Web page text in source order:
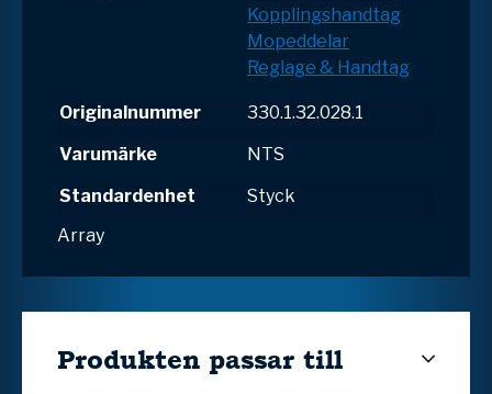
Kopplingshandtag
Mopeddelar
Reglage & Handtag
Originalnummer
330.1.32.028.1
Varumärke
NTS
Standardenhet
Styck
Array
Produkten passar till